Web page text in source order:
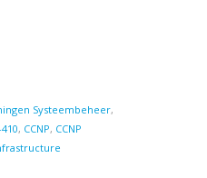
Systeembeheer,
, CCNP, CCNP